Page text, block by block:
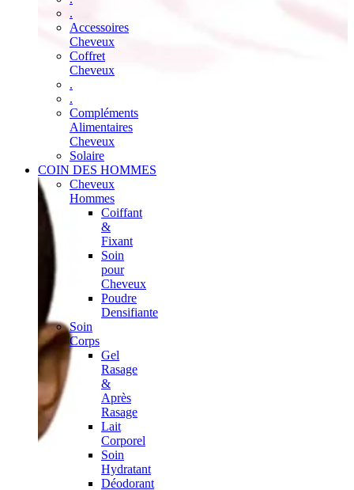
.
Accessoires
Cheveux
Coffret
Cheveux
.
.
Compléments
Alimentaires
Cheveux
Solaire
COIN DES HOMMES
Cheveux
Hommes
Coiffant
&
Fixant
Soin
pour
Cheveux
Poudre
Densifiante
Soin
Corps
Gel
Rasage
&
Après
Rasage
Lait
Corporel
Soin
Hydratant
Déodorant